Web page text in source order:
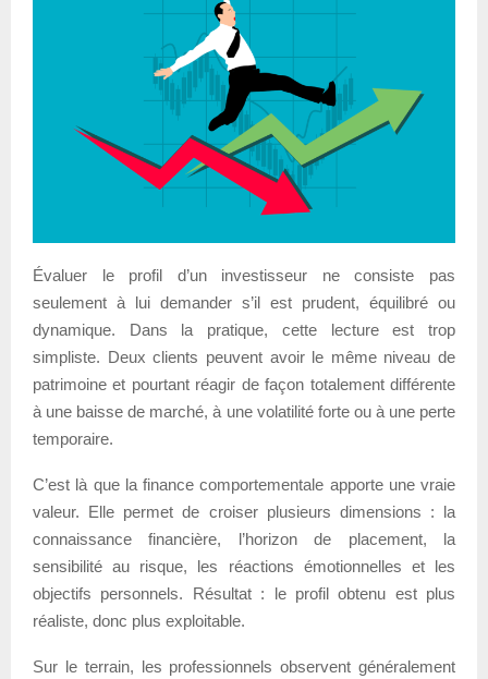
Évaluer le profil d’un investisseur ne consiste pas
seulement à lui demander s’il est prudent, équilibré ou
dynamique. Dans la pratique, cette lecture est trop
simpliste. Deux clients peuvent avoir le même niveau de
patrimoine et pourtant réagir de façon totalement différente
à une baisse de marché, à une volatilité forte ou à une perte
temporaire.
C’est là que la finance comportementale apporte une vraie
valeur. Elle permet de croiser plusieurs dimensions : la
connaissance financière, l’horizon de placement, la
sensibilité au risque, les réactions émotionnelles et les
objectifs personnels. Résultat : le profil obtenu est plus
réaliste, donc plus exploitable.
Sur le terrain, les professionnels observent généralement